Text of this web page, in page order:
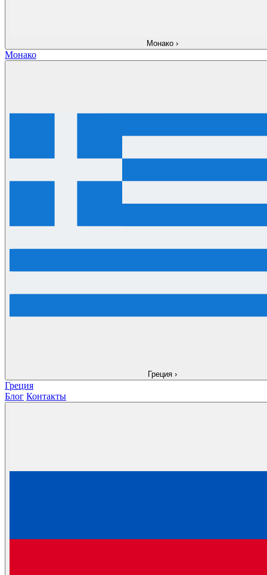
Монако ›
Монако
Греция ›
Греция
Блог Контакты